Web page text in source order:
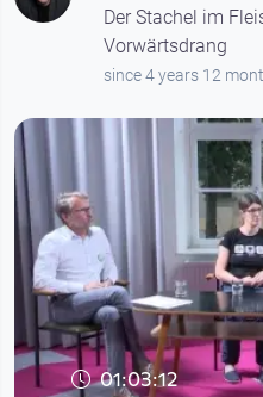
Der Stachel im
Vorwärtsdrang
since 4 years 12
01:03:12